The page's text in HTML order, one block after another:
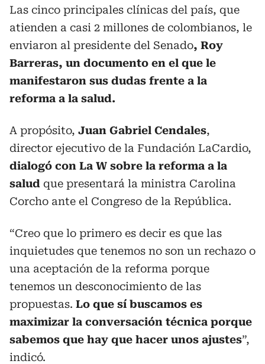
Las cinco principales clínicas del país, que
atienden a casi 2 millones de colombianos, le
enviaron al presidente del Senado, Roy
Barreras, un documento en el que le
manifestaron sus dudas frente a la
reforma a la salud.
A propósito, Juan Gabriel Cendales,
director ejecutivo de la Fundación LaCardio,
dialogó con La W sobre la reforma a la
salud que presentará la ministra Carolina
Corcho ante el Congreso de la República.
“Creo que lo primero es decir es que las
inquietudes que tenemos no son un rechazo o
una aceptación de la reforma porque
tenemos un desconocimiento de las
propuestas. Lo que sí buscamos es
maximizar la conversación técnica porque
sabemos que hay que hacer unos ajustes”,
indicó.